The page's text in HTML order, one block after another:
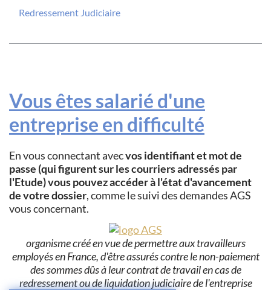
Redressement Judiciaire
Vous êtes salarié d'une
entreprise en difficulté
En vous connectant avecvos identifiant et mot de
passe (qui figurent sur les courriers adressés par
l'Etude) vous pouvez accéder à l'état d'avancement
de votre dossier, comme le suivi des demandes AGS
vous concernant.
organisme créé en vue de permettre aux travailleurs
employés en France, d'être assurés contre le non-paiement
des sommes dûs à leur contrat de travail en cas de
redressement ou de liquidation judiciaire de l'entreprise